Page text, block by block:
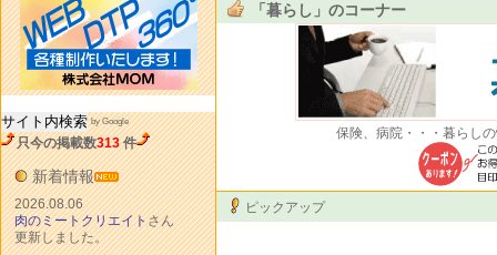
by Google
只今の掲載数313件
新着情報
2026.08.06
肉のミートクリエイトさん
更新しました。
「暮らし」のコーナー
保険、病院・・・暮らし
ピックアップ